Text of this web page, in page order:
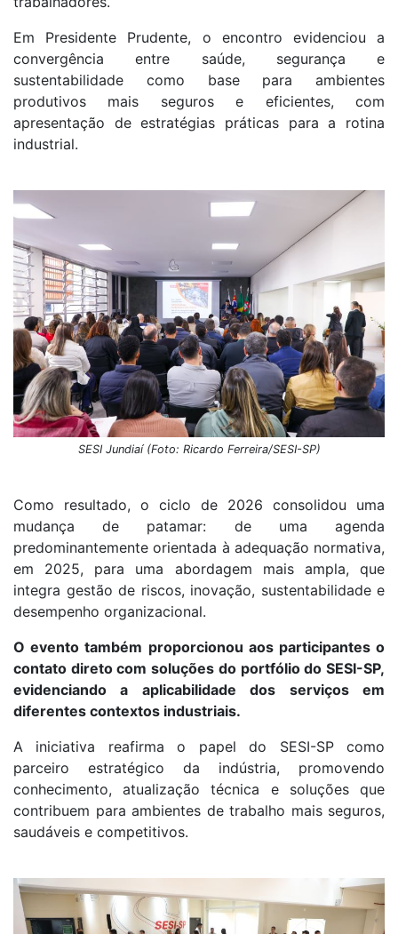
Em Presidente Prudente, o encontro evidenciou a
convergência entre saúde, segurança e
sustentabilidade como base para ambientes
produtivos mais seguros e eficientes, com
apresentação de estratégias práticas para a rotina
industrial.
SESI Jundiaí (Foto: Ricardo Ferreira/SESI-SP)
Como resultado, o ciclo de 2026 consolidou uma
mudança de patamar: de uma agenda
predominantemente orientada à adequação normativa,
em 2025, para uma abordagem mais ampla, que
integra gestão de riscos, inovação, sustentabilidade e
desempenho organizacional.
O evento também proporcionou aos participantes o
contato direto com soluções do portfólio do SESI-SP,
evidenciando a aplicabilidade dos serviços em
diferentes contextos industriais.
A iniciativa reafirma o papel do SESI-SP como
parceiro estratégico da indústria, promovendo
conhecimento, atualização técnica e soluções que
contribuem para ambientes de trabalho mais seguros,
saudáveis e competitivos.